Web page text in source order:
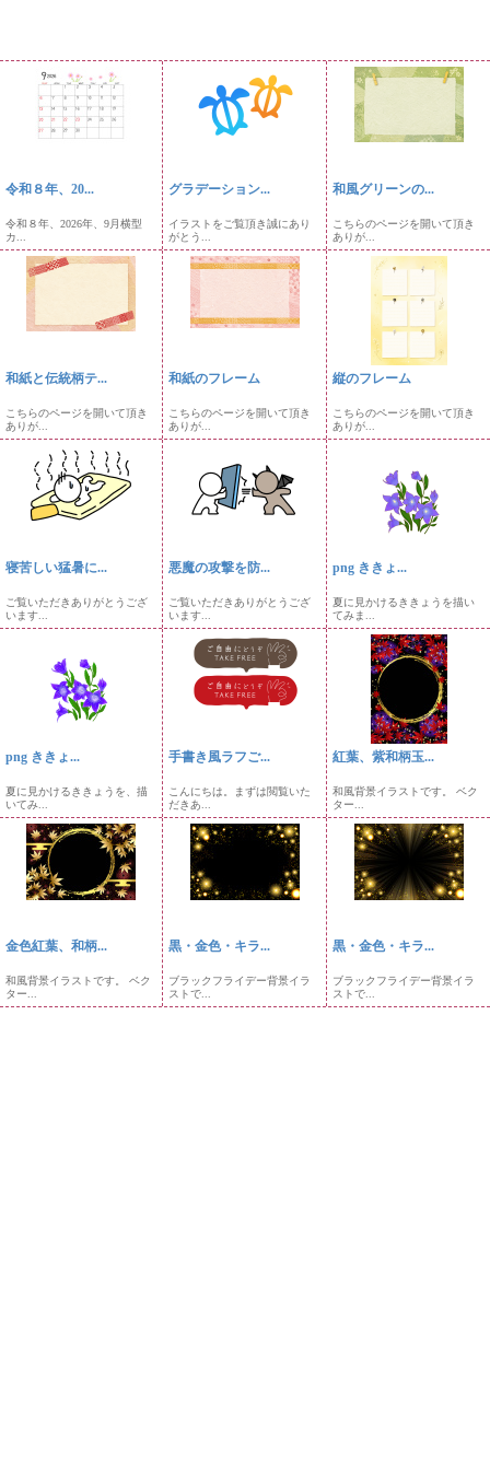
令和８年、20...
令和８年、2026年、9月横型
カ...
グラデーション...
イラストをご覧頂き誠にあり
がとう...
和風グリーンの...
こちらのページを開いて頂き
ありが...
和紙と伝統柄テ...
こちらのページを開いて頂き
ありが...
和紙のフレーム
こちらのページを開いて頂き
ありが...
縦のフレーム
こちらのページを開いて頂き
ありが...
寝苦しい猛暑に...
ご覧いただきありがとうござ
います...
悪魔の攻撃を防...
ご覧いただきありがとうござ
います...
png ききょ...
夏に見かけるききょうを描い
てみま...
png ききょ...
夏に見かけるききょうを、描
いてみ...
手書き風ラフご...
こんにちは。まずは閲覧いた
だきあ...
紅葉、紫和柄玉...
和風背景イラストです。 ベク
ター...
金色紅葉、和柄...
和風背景イラストです。 ベク
ター...
黒・金色・キラ...
ブラックフライデー背景イラ
ストで...
黒・金色・キラ...
ブラックフライデー背景イラ
ストで...